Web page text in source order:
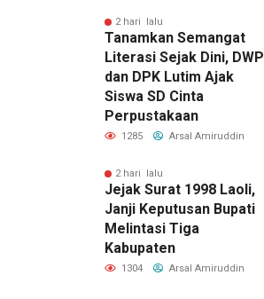
2 hari lalu
Tanamkan Semangat
Literasi Sejak Dini, DWP
dan DPK Lutim Ajak
Siswa SD Cinta
Perpustakaan
1285 Arsal Amiruddin
2 hari lalu
Jejak Surat 1998 Laoli,
Janji Keputusan Bupati
Melintasi Tiga
Kabupaten
1304 Arsal Amiruddin